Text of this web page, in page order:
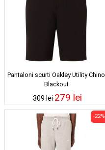
Pantaloni scurti Oakley Utility Chino
Blackout
309 lei279 lei
-22%